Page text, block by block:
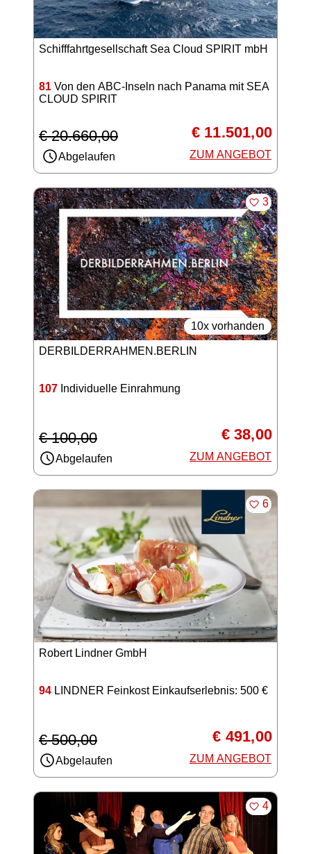
Schifffahrtgesellschaft Sea Cloud SPIRIT mbH
81 Von den ABC-Inseln nach Panama mit SEA
CLOUD SPIRIT
€ 20.660,00
Abgelaufen
€ 11.501,00
ZUM ANGEBOT
10x vorhanden
MERKEN
3
DERBILDERRAHMEN.BERLIN
107 Individuelle Einrahmung
€ 100,00
Abgelaufen
€ 38,00
ZUM ANGEBOT
MERKEN
6
Robert Lindner GmbH
94 LINDNER Feinkost Einkaufserlebnis: 500 €
€ 500,00
Abgelaufen
€ 491,00
ZUM ANGEBOT
MERKEN
4